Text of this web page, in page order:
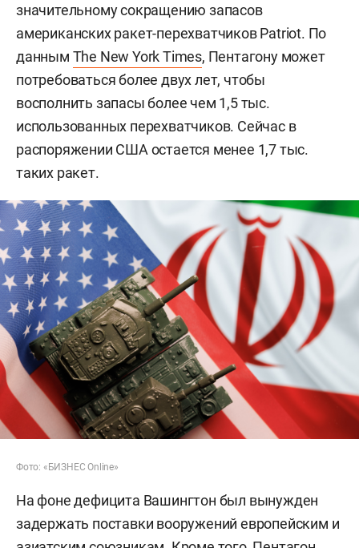
значительному сокращению запасов
американских ракет-перехватчиков Patriot. По
данным The New York Times, Пентагону может
потребоваться более двух лет, чтобы
восполнить запасы более чем 1,5 тыс.
использованных перехватчиков. Сейчас в
распоряжении США остается менее 1,7 тыс.
таких ракет.
Фото: «БИЗНЕС Online»
На фоне дефицита Вашингтон был вынужден
задержать поставки вооружений европейским и